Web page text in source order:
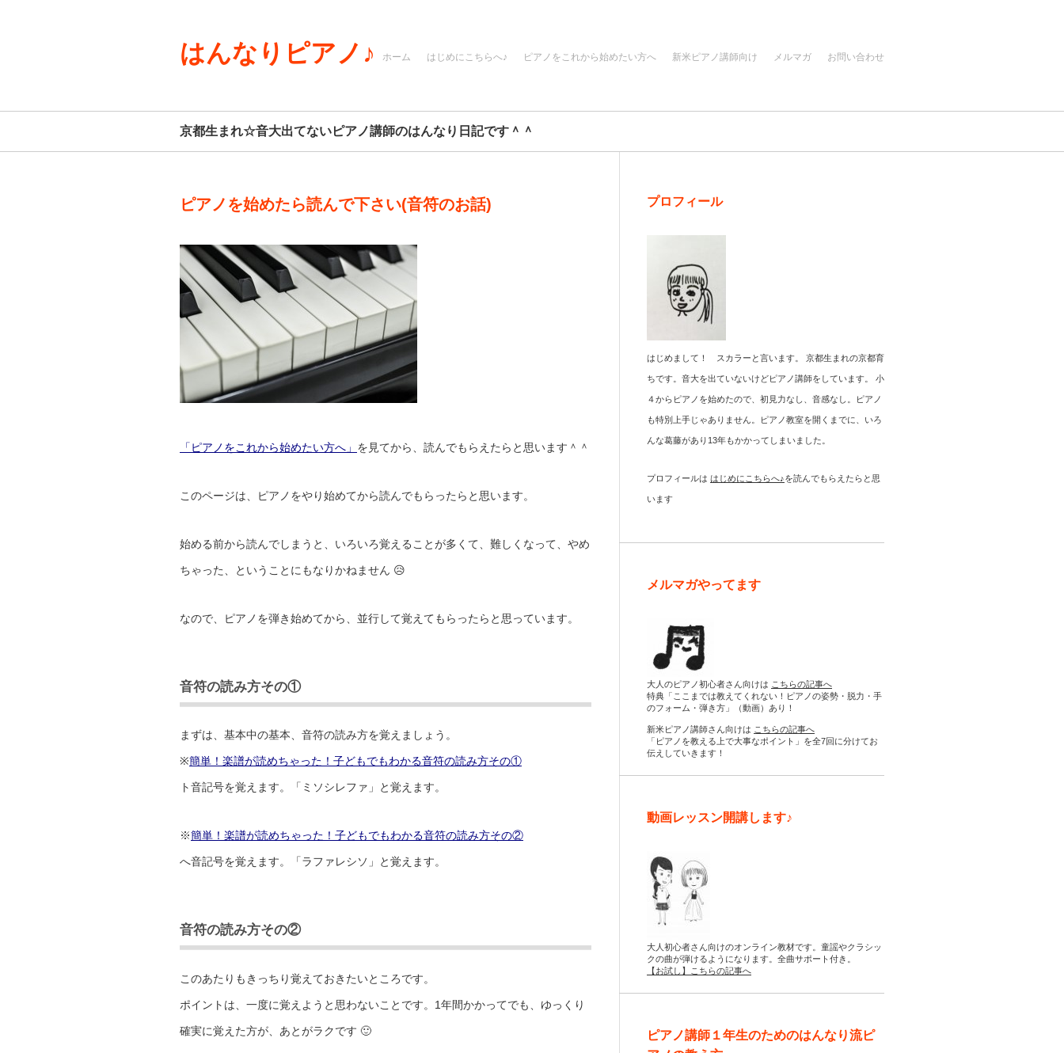
はんなりピアノ♪ ホーム はじめにこちらへ♪ ピアノをこれから始めたい方へ 新米ピアノ講師向け メルマガ お問い合わせ
京都生まれ☆音大出てないピアノ講師のはんなり日記です＾＾
ピアノを始めたら読んで下さい(音符のお話)
「ピアノをこれから始めたい方へ」 を見てから、読んでもらえたらと思います＾＾
このページは、ピアノをやり始めてから読んでもらったらと思います。
始める前から読んでしまうと、いろいろ覚えることが多くて、難しくなって、やめ
ちゃった、ということにもなりかねません 😥
なので、ピアノを弾き始めてから、並行して覚えてもらったらと思っています。
音符の読み方その①
まずは、基本中の基本、音符の読み方を覚えましょう。
※簡単！楽譜が読めちゃった！子どもでもわかる音符の読み方その①
ト音記号を覚えます。「ミソシレファ」と覚えます。
※簡単！楽譜が読めちゃった！子どもでもわかる音符の読み方その②
へ音記号を覚えます。「ラファレシソ」と覚えます。
音符の読み方その②
このあたりもきっちり覚えておきたいところです。
ポイントは、一度に覚えようと思わないことです。1年間かかってでも、ゆっくり
確実に覚えた方が、あとがラクです 🙂
プロフィール
はじめまして！ スカラーと言います。 京都生まれの京都育
ちです。音大を出ていないけどピアノ講師をしています。 小
４からピアノを始めたので、初見力なし、音感なし。ピアノ
も特別上手じゃありません。ピアノ教室を開くまでに、いろ
んな葛藤があり13年もかかってしまいました。
プロフィールは はじめにこちらへ♪を読んでもらえたらと思
います
メルマガやってます
大人のピアノ初心者さん向けは こちらの記事へ
特典「ここまでは教えてくれない！ピアノの姿勢・脱力・手
のフォーム・弾き方」（動画）あり！
新米ピアノ講師さん向けは こちらの記事へ
「ピアノを教える上で大事なポイント」を全7回に分けてお
伝えしていきます！
動画レッスン開講します♪
大人初心者さん向けのオンライン教材です。童謡やクラシッ
クの曲が弾けるようになります。全曲サポート付き。
【お試し】こちらの記事へ
ピアノ講師１年生のためのはんなり流ピ